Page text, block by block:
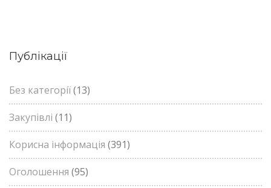
Публікації
Без категорії(13)
Закупівлі (11)
Корисна інформація (391)
Оголошення (95)